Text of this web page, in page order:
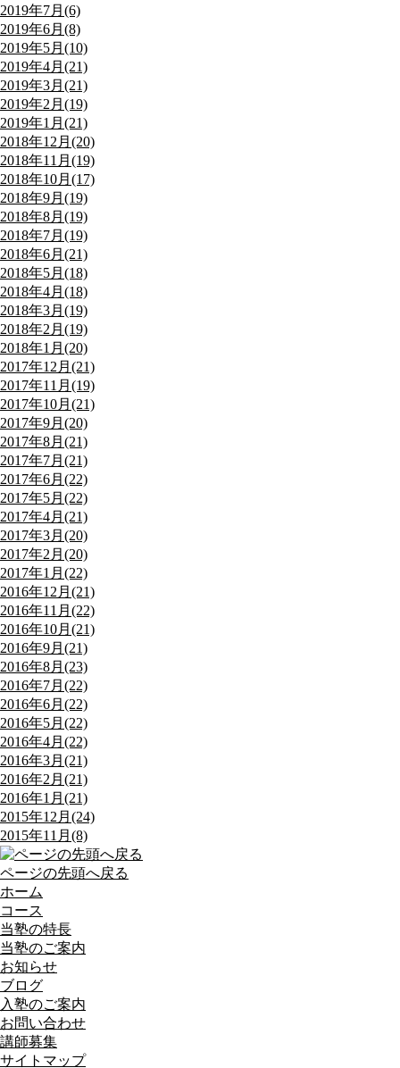
2019年7月(6)
2019年6月(8)
2019年5月(10)
2019年4月(21)
2019年3月(21)
2019年2月(19)
2019年1月(21)
2018年12月(20)
2018年11月(19)
2018年10月(17)
2018年9月(19)
2018年8月(19)
2018年7月(19)
2018年6月(21)
2018年5月(18)
2018年4月(18)
2018年3月(19)
2018年2月(19)
2018年1月(20)
2017年12月(21)
2017年11月(19)
2017年10月(21)
2017年9月(20)
2017年8月(21)
2017年7月(21)
2017年6月(22)
2017年5月(22)
2017年4月(21)
2017年3月(20)
2017年2月(20)
2017年1月(22)
2016年12月(21)
2016年11月(22)
2016年10月(21)
2016年9月(21)
2016年8月(23)
2016年7月(22)
2016年6月(22)
2016年5月(22)
2016年4月(22)
2016年3月(21)
2016年2月(21)
2016年1月(21)
2015年12月(24)
2015年11月(8)
ページの先頭へ戻る
ホーム
コース
当塾の特長
当塾のご案内
お知らせ
ブログ
入塾のご案内
お問い合わせ
講師募集
サイトマップ